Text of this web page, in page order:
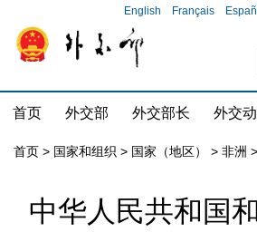
English Français
首页 外交部 外交部长 外交
首页 > 国家和组织 > 国家（地区） > 非洲 >
中华人民共和国